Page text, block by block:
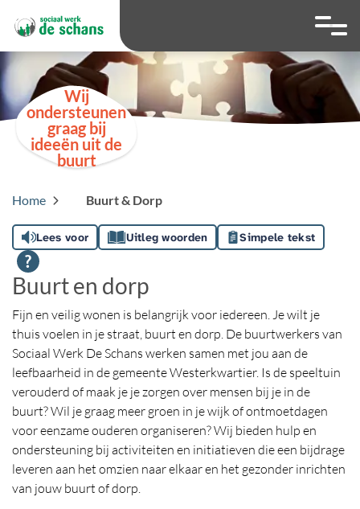
Hoog contrast
Ga naar
Wij
ondersteunen
graag bij
ideeën uit de
buurt
Home Buurt & Dorp
Lees voor Uitleg woorden Simpele tekst
Buurt en dorp
Fijn en veilig wonen is belangrijk voor iedereen. Je wilt je
thuis voelen in je straat, buurt en dorp. De buurtwerkers van
Sociaal Werk De Schans werken samen met jou aan de
leefbaarheid in de gemeente Westerkwartier. Is de speeltuin
verouderd of maak je je zorgen over mensen bij je in de
buurt? Wil je graag meer groen in je wijk of ontmoetdagen
voor eenzame ouderen organiseren? Wij bieden hulp en
ondersteuning bij activiteiten en initiatieven die een bijdrage
leveren aan het omzien naar elkaar en het gezonder inrichten
van jouw buurt of dorp.